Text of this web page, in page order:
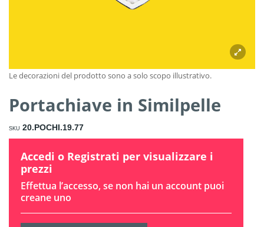
Portachiave in Similpelle
SKU 20.POCHI.19.77
Accedi o Registrati per visualizzare i
prezzi
Effettua l’accesso, se non hai un account puoi
creane uno